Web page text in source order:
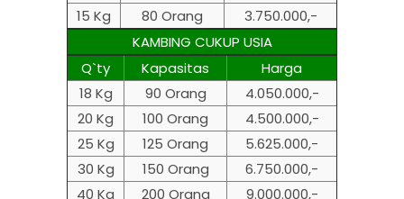
15 Kg
80 Orang
3.750.000,-
KAMBING CUKUP USIA
Q`ty
Kapasitas
Harga
18 Kg
90 Orang
4.050.000,-
20 Kg
100 Orang
4.500.000,-
25 Kg
125 Orang
5.625.000,-
30 Kg
150 Orang
6.750.000,-
40 Kg
200 Orang
9.000.000,-